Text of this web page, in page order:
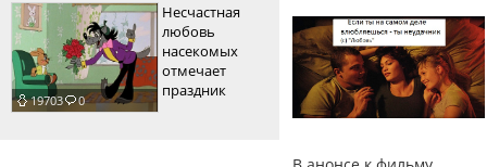
19703 0
Несчастная
любовь
насекомых
отмечает
праздник